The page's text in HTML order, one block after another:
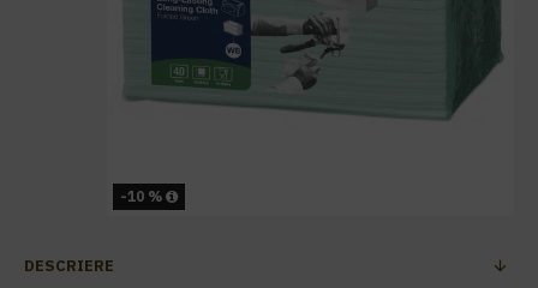
-10 %
DESCRIERE